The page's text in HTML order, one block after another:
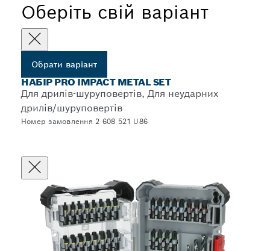
Оберіть свій варіант
Обрати варіант
НАБІР PRO IMPACT METAL SET
Для дрилів-шуруповертів, Для неударних
дрилів/шуруповертів
Номер замовлення 2 608 521 U86